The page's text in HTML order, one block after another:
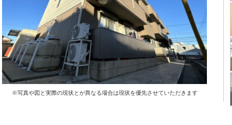
※写真や図と実際の現状とが異なる場合は現状を優先させていただきます